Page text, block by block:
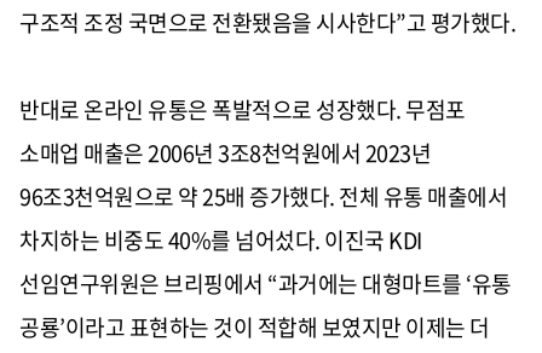
구조적 조정 국면으로 전환됐음을 시사한다”고 평가했다.
반대로 온라인 유통은 폭발적으로 성장했다. 무점포
소매업 매출은 2006년 3조8천억원에서 2023년
96조3천억원으로 약 25배 증가했다. 전체 유통 매출에서
차지하는 비중도 40%를 넘어섰다. 이진국 KDI
선임연구위원은 브리핑에서 “과거에는 대형마트를 ‘유통
공룡’이라고 표현하는 것이 적합해 보였지만 이제는 더